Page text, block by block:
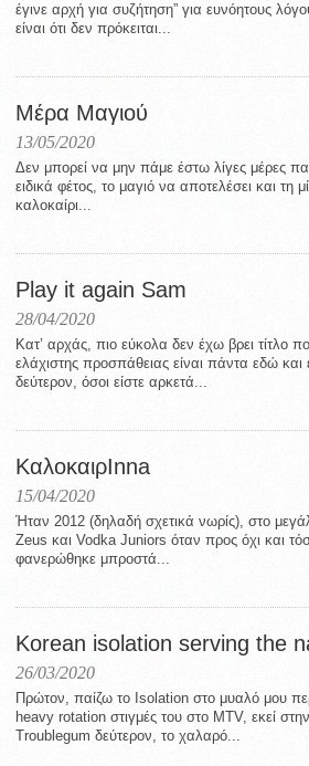
έγινε αρχή για συζήτηση” για ευνόητους
είναι ότι δεν πρόκειται...
Μέρα Μαγιού
13/05/2020
Δεν μπορεί να μην πάμε έστω λίγες μέρες
ειδικά φέτος, το μαγιό να αποτελέσει και τη
καλοκαίρι...
Play it again Sam
28/04/2020
Κατ’ αρχάς, πιο εύκολα δεν έχω βρει τίτλο
ελάχιστης προσπάθειας είναι πάντα εδώ και
δεύτερον, όσοι είστε αρκετά...
ΚαλοκαιρInna
15/04/2020
Ήταν 2012 (δηλαδή σχετικά νωρίς), στο
Zeus και Vodka Juniors όταν προς όχι και
φανερώθηκε μπροστά...
Korean isolation serving the
26/03/2020
Πρώτον, παίζω το Isolation στο μυαλό μου
heavy rotation στιγμές του στο MTV, εκεί
Troublegum δεύτερον, το χαλαρό...